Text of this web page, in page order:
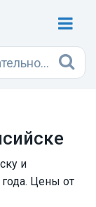
и
года. Цены от